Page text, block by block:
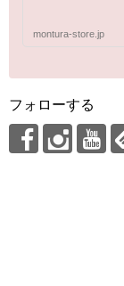
montura-store.jp
フォローする